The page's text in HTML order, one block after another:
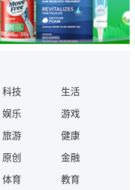
科技 生活
娱乐 游戏
旅游 健康
原创 金融
体育 教育